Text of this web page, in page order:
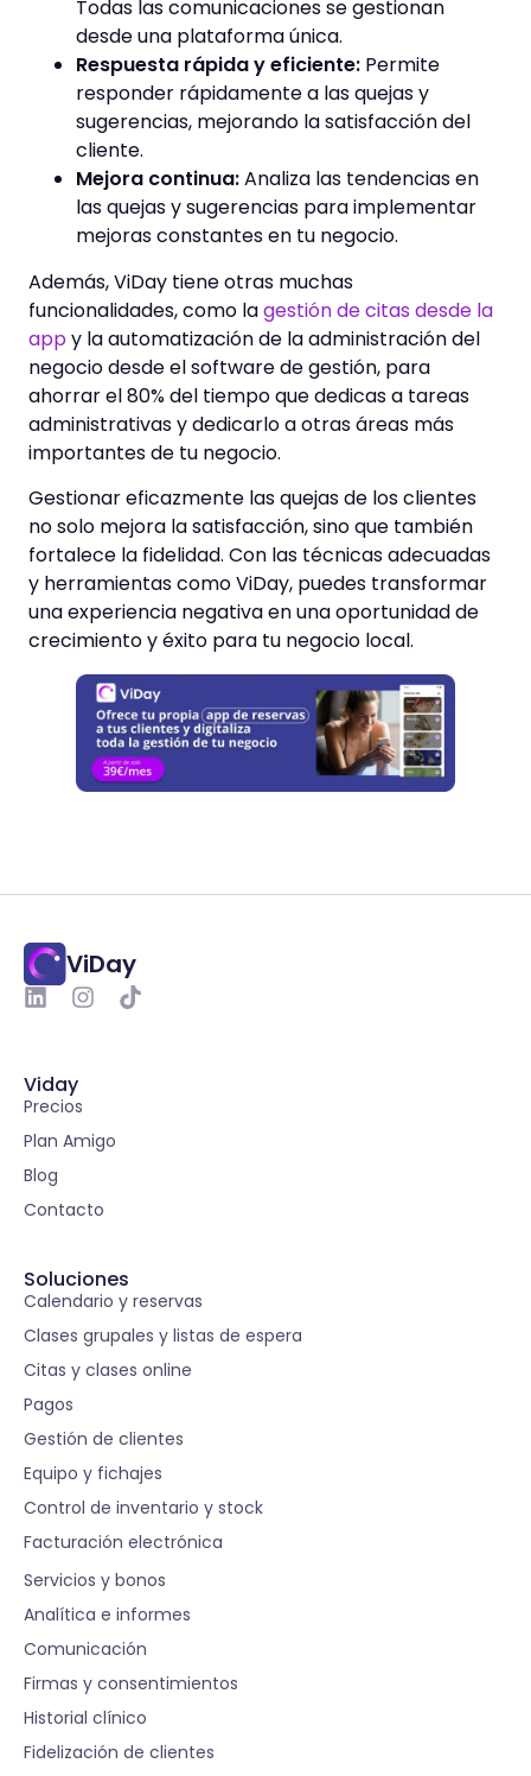
Todas las comunicaciones se gestionan
desde una plataforma única.
Respuesta rápida y eficiente: Permite
responder rápidamente a las quejas y
sugerencias, mejorando la satisfacción del
cliente.
Mejora continua:Analiza las tendencias en
las quejas y sugerencias para implementar
mejoras constantes en tu negocio.
Además, ViDay tiene otras muchas
funcionalidades, como lagestión de citas desde la
appy la automatización de la administración del
negocio desde el software de gestión, para
ahorrar el 80% del tiempo que dedicas a tareas
administrativas y dedicarlo a otras áreas más
importantes de tu negocio.
Gestionar eficazmente las quejas de los clientes
no solo mejora la satisfacción, sino que también
fortalece la fidelidad. Con las técnicas adecuadas
y herramientas como ViDay, puedes transformar
una experiencia negativa en una oportunidad de
crecimiento y éxito para tu negocio local.
ViDay
Viday
Precios
Plan Amigo
Blog
Contacto
Soluciones
Calendario y reservas
Clases grupales y listas de espera
Citas y clases online
Pagos
Gestión de clientes
Equipo y fichajes
Control de inventario y stock
Facturación electrónica
Servicios y bonos
Analítica e informes
Comunicación
Firmas y consentimientos
Historial clínico
Fidelización de clientes